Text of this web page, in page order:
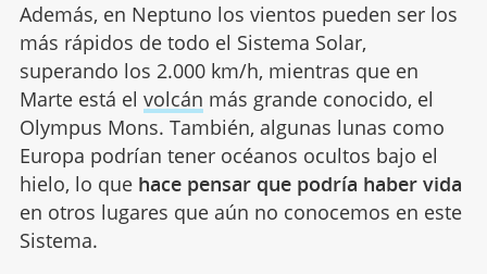
Además, en Neptuno los vientos pueden ser los
más rápidos de todo el Sistema Solar,
superando los 2.000 km/h, mientras que en
Marte está el volcán más grande conocido, el
Olympus Mons. También, algunas lunas como
Europa podrían tener océanos ocultos bajo el
hielo, lo que hace pensar que podría haber vida
en otros lugares que aún no conocemos en este
Sistema.